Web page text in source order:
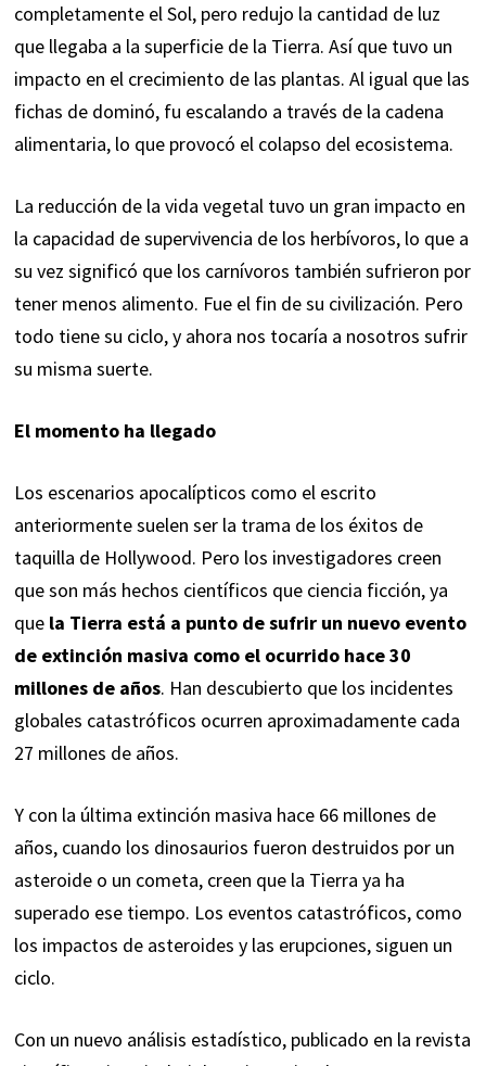
completamente el Sol, pero redujo la cantidad de luz
que llegaba a la superficie de la Tierra. Así que tuvo un
impacto en el crecimiento de las plantas. Al igual que las
fichas de dominó, fu escalando a través de la cadena
alimentaria, lo que provocó el colapso del ecosistema.
La reducción de la vida vegetal tuvo un gran impacto en
la capacidad de supervivencia de los herbívoros, lo que a
su vez significó que los carnívoros también sufrieron por
tener menos alimento. Fue el fin de su civilización. Pero
todo tiene su ciclo, y ahora nos tocaría a nosotros sufrir
su misma suerte.
El momento ha llegado
Los escenarios apocalípticos como el escrito
anteriormente suelen ser la trama de los éxitos de
taquilla de Hollywood. Pero los investigadores creen
que son más hechos científicos que ciencia ficción, ya
que la Tierra está a punto de sufrir un nuevo evento
de extinción masiva como el ocurrido hace 30
millones de años. Han descubierto que los incidentes
globales catastróficos ocurren aproximadamente cada
27 millones de años.
Y con la última extinción masiva hace 66 millones de
años, cuando los dinosaurios fueron destruidos por un
asteroide o un cometa, creen que la Tierra ya ha
superado ese tiempo. Los eventos catastróficos, como
los impactos de asteroides y las erupciones, siguen un
ciclo.
Con un nuevo análisis estadístico, publicado en la revista